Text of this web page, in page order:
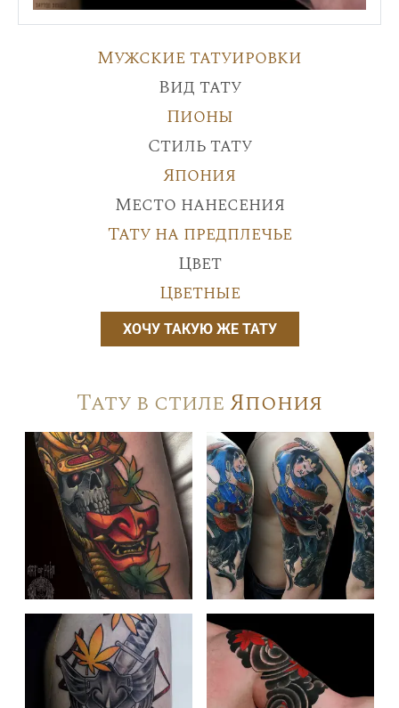
Мужские татуировки
Вид тату
Пионы
Стиль тату
Япония
Место нанесения
Тату на предплечье
Цвет
Цветные
ХОЧУ ТАКУЮ ЖЕ ТАТУ
Тату в стилеЯпония